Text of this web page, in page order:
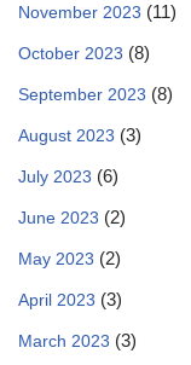
November 2023 (11)
October 2023 (8)
September 2023 (8)
August 2023 (3)
July 2023 (6)
June 2023 (2)
May 2023 (2)
April 2023 (3)
March 2023 (3)